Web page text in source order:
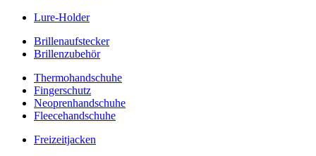
Lure-Holder
Brillenaufstecker
Brillenzubehör
Thermohandschuhe
Fingerschutz
Neoprenhandschuhe
Fleecehandschuhe
Freizeitjacken